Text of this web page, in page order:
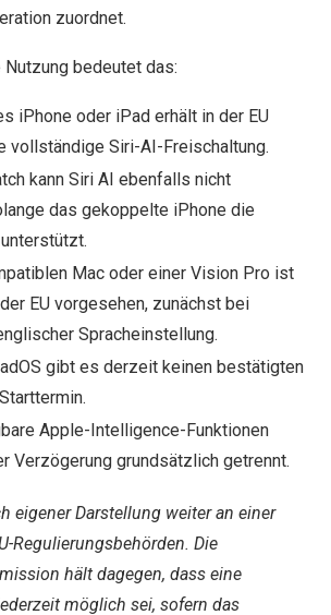
zuordnet.
Nutzung bedeutet das:
iPhone oder iPad erhält in der EU
vollständige Siri-AI-Freischaltung.
kann Siri AI ebenfalls nicht
das gekoppelte iPhone die
Mac oder einer Vision Pro ist
EU vorgesehen, zunächst bei
Spracheinstellung.
gibt es derzeit keinen bestätigten
Apple-Intelligence-Funktionen
Verzögerung grundsätzlich getrennt.
eigener Darstellung weiter an einer
Regulierungsbehörden. Die
hält dagegen, dass eine
möglich sei, sofern das